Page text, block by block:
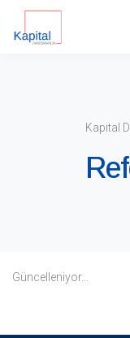
Kapital
Güncelleniyor…